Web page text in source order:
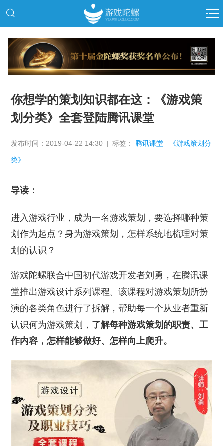
推广
你想学的策划知识都在这：《游戏策
划分类》全套登陆腾讯课堂
发布时间：2019-04-22 14:30 | 标签： 腾讯课堂 《游戏策划分
类》
导读：
进入游戏行业，成为一名游戏策划，要选择哪种策
划作为起点？身为游戏策划，怎样系统地梳理对策
划的认识？
游戏陀螺联合中国初代游戏开发者刘勇，在腾讯课
堂推出游戏设计系列课程。该课程对游戏策划所扮
演的各类角色进行了拆解，帮助每一个从业者重新
认识何为游戏策划， 了解每种游戏策划的职责、工
作内容，怎样能够做好、怎样向上爬升。